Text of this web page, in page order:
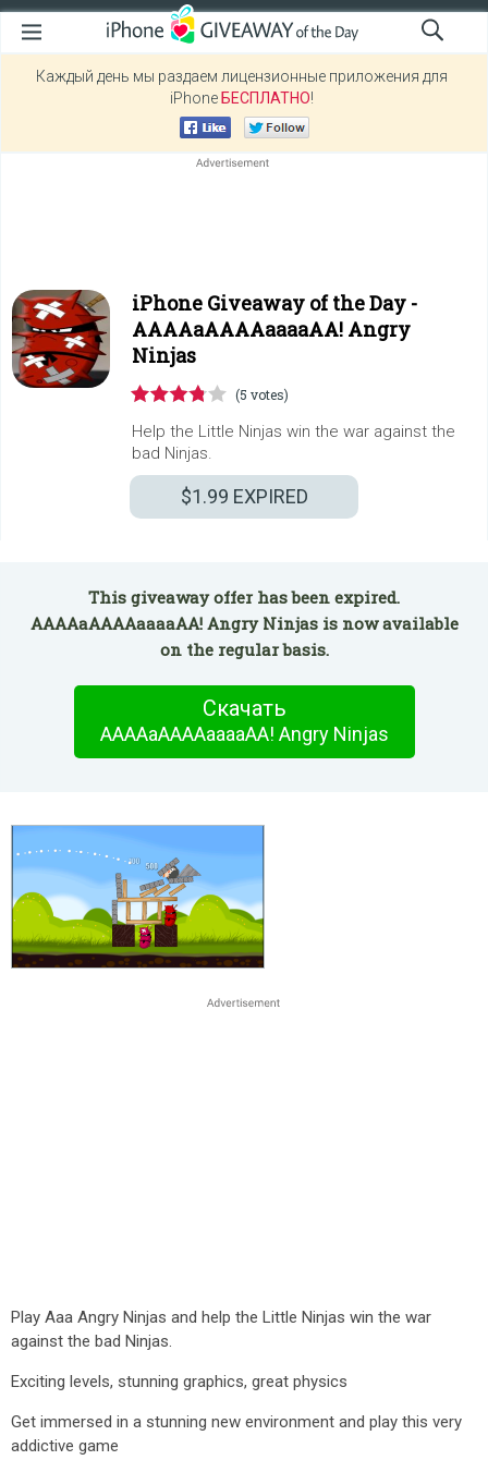
Каждый день мы раздаем лицензионные приложения для
iPhone БЕСПЛАТНО!
iPhone Giveaway of the Day -
AAAAaAAAAaaaaAA! Angry
Ninjas
(5 votes)
Help the Little Ninjas win the war against the
bad Ninjas.
$1.99 EXPIRED
This giveaway offer has been expired.
AAAAaAAAAaaaaAA! Angry Ninjas is now available
on the regular basis.
Скачать
AAAAaAAAAaaaaAA! Angry Ninjas
Play Aaa Angry Ninjas and help the Little Ninjas win the war
against the bad Ninjas.
Exciting levels, stunning graphics, great physics
Get immersed in a stunning new environment and play this very
addictive game